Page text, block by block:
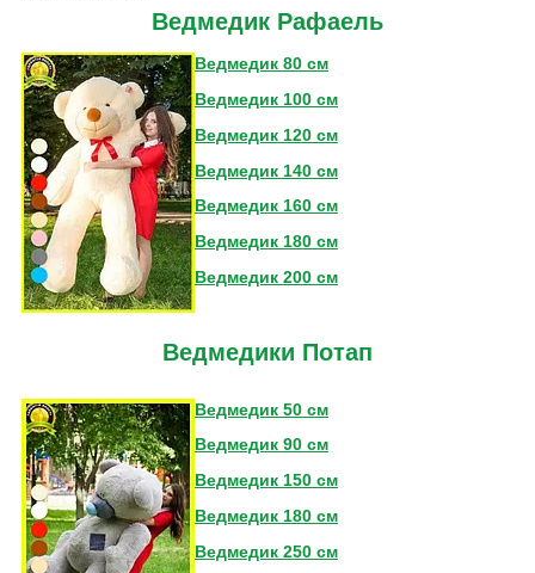
Ведмедик Рафаель
Ведмедик 80 см
Ведмедик 100 см
Ведмедик 120 см
Ведмедик 140 см
Ведмедик 160 см
Ведмедик 180 см
Ведмедик 200 см
Ведмедики Потап
Ведмедик 50 см
Ведмедик 90 см
Ведмедик 150 см
Ведмедик 180 см
Ведмедик 250 см